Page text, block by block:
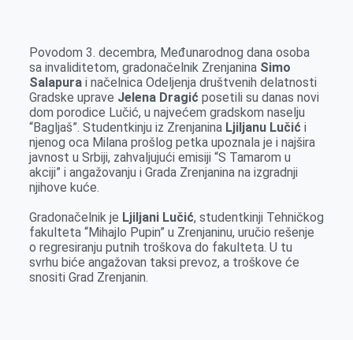
b
o
o
k
e
n
g
e
r
e
d
I
n
r
s
A
p
p
l
Povodom 3. decembra, Međunarodnog dana osoba
sa invaliditetom, gradonačelnik Zrenjanina Simo
Salapurai načelnica Odeljenja društvenih delatnosti
Gradske uprave Jelena Dragić posetili su danas novi
dom porodice Lučić, u najvećem gradskom naselju
“Bagljaš”. Studentkinju iz Zrenjanina Ljiljanu Lučić i
njenog oca Milana prošlog petka upoznala je i najšira
javnost u Srbiji, zahvaljujući emisiji “S Tamarom u
akciji” i angažovanju i Grada Zrenjanina na izgradnji
njihove kuće.
Gradonačelnik je Ljiljani Lučić, studentkinji Tehničkog
fakulteta “Mihajlo Pupin” u Zrenjaninu, uručio rešenje
o regresiranju putnih troškova do fakulteta. U tu
svrhu biće angažovan taksi prevoz, a troškove će
snositi Grad Zrenjanin.